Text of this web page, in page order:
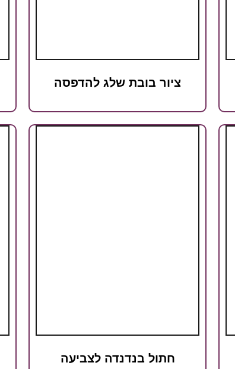
ציור בובת שלג להדפסה
חתול בנדנדה לצביעה